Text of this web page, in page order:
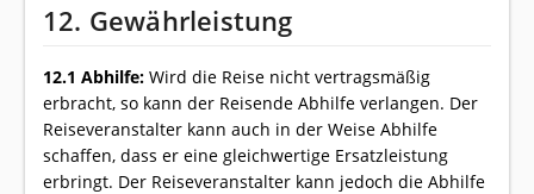
12. Gewährleistung
12.1 Abhilfe: Wird die Reise nicht vertragsmäßig
erbracht, so kann der Reisende Abhilfe verlangen. Der
Reiseveranstalter kann auch in der Weise Abhilfe
schaffen, dass er eine gleichwertige Ersatzleistung
erbringt. Der Reiseveranstalter kann jedoch die Abhilfe